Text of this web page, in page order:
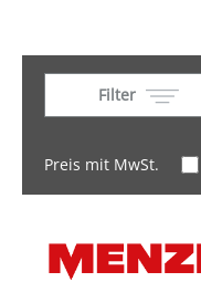
Filter
Preis mit MwSt.